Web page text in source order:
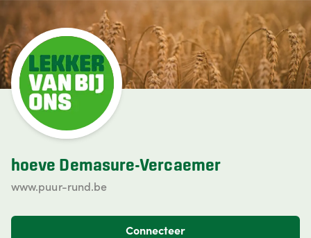
hoeve Demasure-Vercaemer
www.puur-rund.be
Connecteer